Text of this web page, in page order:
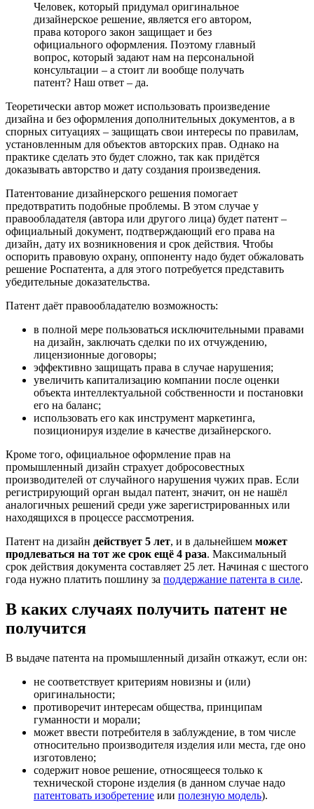
Человек, который придумал оригинальное
дизайнерское решение, является его автором,
права которого закон защищает и без
официального оформления. Поэтому главный
вопрос, который задают нам на персональной
консультации – а стоит ли вообще получать
патент? Наш ответ – да.
Теоретически автор может использовать произведение
дизайна и без оформления дополнительных документов, а в
спорных ситуациях – защищать свои интересы по правилам,
установленным для объектов авторских прав. Однако на
практике сделать это будет сложно, так как придётся
доказывать авторство и дату создания произведения.
Патентование дизайнерского решения помогает
предотвратить подобные проблемы. В этом случае у
правообладателя (автора или другого лица) будет патент –
официальный документ, подтверждающий его права на
дизайн, дату их возникновения и срок действия. Чтобы
оспорить правовую охрану, оппоненту надо будет обжаловать
решение Роспатента, а для этого потребуется представить
убедительные доказательства.
Патент даёт правообладателю возможность:
в полной мере пользоваться исключительными правами
на дизайн, заключать сделки по их отчуждению,
лицензионные договоры;
эффективно защищать права в случае нарушения;
увеличить капитализацию компании после оценки
объекта интеллектуальной собственности и постановки
его на баланс;
использовать его как инструмент маркетинга,
позиционируя изделие в качестве дизайнерского.
Кроме того, официальное оформление прав на
промышленный дизайн страхует добросовестных
производителей от случайного нарушения чужих прав. Если
регистрирующий орган выдал патент, значит, он не нашёл
аналогичных решений среди уже зарегистрированных или
находящихся в процессе рассмотрения.
Патент на дизайн действует 5 лет, и в дальнейшем может
продлеваться на тот же срок ещё 4 раза. Максимальный
срок действия документа составляет 25 лет. Начиная с шестого
года нужно платить пошлину за поддержание патента в силе.
В каких случаях получить патент не
получится
В выдаче патента на промышленный дизайн откажут, если он:
не соответствует критериям новизны и (или)
оригинальности;
противоречит интересам общества, принципам
гуманности и морали;
может ввести потребителя в заблуждение, в том числе
относительно производителя изделия или места, где оно
изготовлено;
содержит новое решение, относящееся только к
технической стороне изделия (в данном случае надо
патентовать изобретение или полезную модель).